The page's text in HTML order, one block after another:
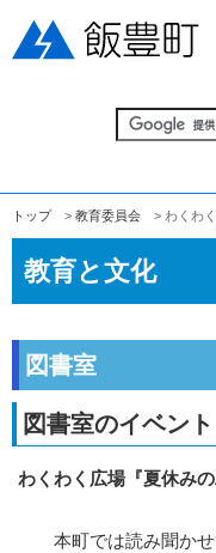
トップ > 教育委員会 > わくわ
教育と文化
図書室
図書室のイベント
わくわく広場『夏休みの
本町では読み聞か